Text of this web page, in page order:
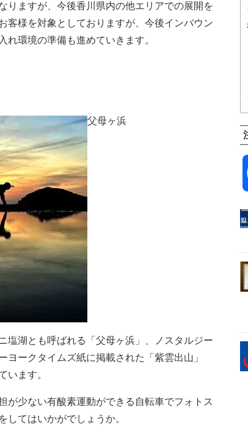
りますが、今後香川県内の他エリアでの展開を
客様を対象としておりますが、今後インバウン
れ環境の準備も進めていきます。
父母ヶ浜
塩湖とも呼ばれる「父母ヶ浜」、ノスタルジー
ークタイムズ紙に掲載された「紫雲出山」
います。
が少ない有酸素運動ができる自転車でフォトス
してはいかがでしょうか。